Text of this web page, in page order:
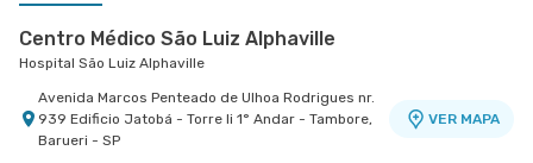
Centro Médico São Luiz Alphaville
Hospital São Luiz Alphaville
Avenida Marcos Penteado de Ulhoa Rodrigues nr.
939 Edificio Jatobá - Torre Ii 1° Andar - Tambore,
Barueri - SP
VER MAPA